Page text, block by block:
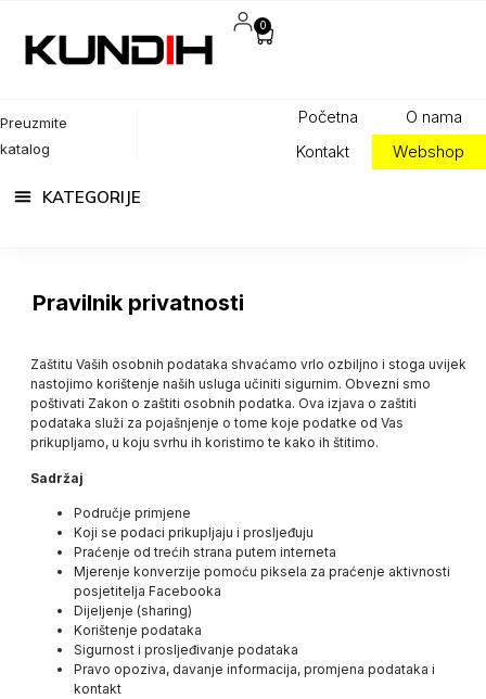
Početna
O nama
Kontakt
Webshop
Preuzmite
katalog
0
Pravilnik privatnosti
Zaštitu Vaših osobnih podataka shvaćamo vrlo ozbiljno i stoga uvijek
nastojimo korištenje naših usluga učiniti sigurnim. Obvezni smo
poštivati Zakon o zaštiti osobnih podatka. Ova izjava o zaštiti
podataka služi za pojašnjenje o tome koje podatke od Vas
prikupljamo, u koju svrhu ih koristimo te kako ih štitimo.
Sadržaj
Područje primjene
Koji se podaci prikupljaju i prosljeđuju
Praćenje od trećih strana putem interneta
Mjerenje konverzije pomoću piksela za praćenje aktivnosti
posjetitelja Facebooka
Dijeljenje (sharing)
Korištenje podataka
Sigurnost i prosljeđivanje podataka
Pravo opoziva, davanje informacija, promjena podataka i
kontakt